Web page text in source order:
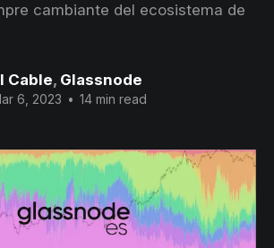
cambiante del ecosistema de
Cable, Glassnode
6, 2023 • 14 min read